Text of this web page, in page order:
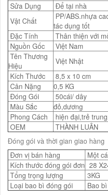
Sửa Dụng
Để tại nhà
Vật Chất
PP/ABS.nhựa
tác dụng tốt
Đặc Tính
Thân thiện với
Nguồn Gốc
Việt Nam
Tên Thương
Hiệu
Việt Nhật
Kích Thước
8,5 x 10 cm
Cân Nặng
0,5 KG
Đóng Gói
50cái/ dây
Màu Sắc
đỏ,dương
Phong Cách
hiện đại,trẻ
OEM
THÀNH LUÂN
Đóng gói và thời gian giao hàng
Đơn vị bán hàng
Một
Kích thước đóng gói đơn 28
Tổng trọng lượng
3KG
Loại bao bì đóng gói
Bao